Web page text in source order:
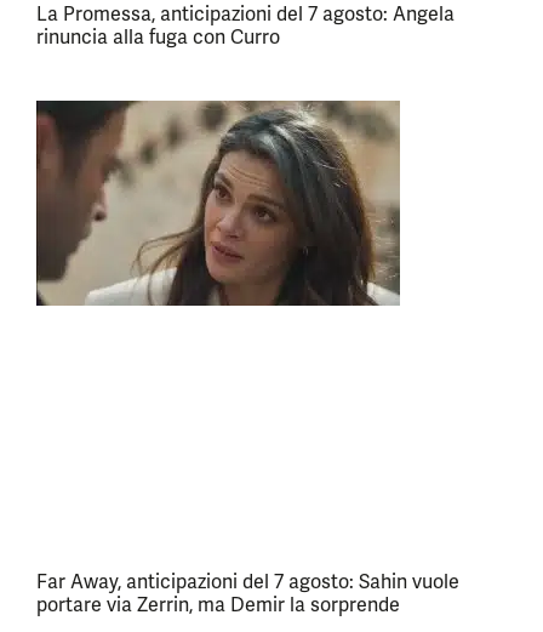
La Promessa, anticipazioni del 7 agosto: Angela
rinuncia alla fuga con Curro
Far Away, anticipazioni del 7 agosto: Sahin vuole
portare via Zerrin, ma Demir la sorprende